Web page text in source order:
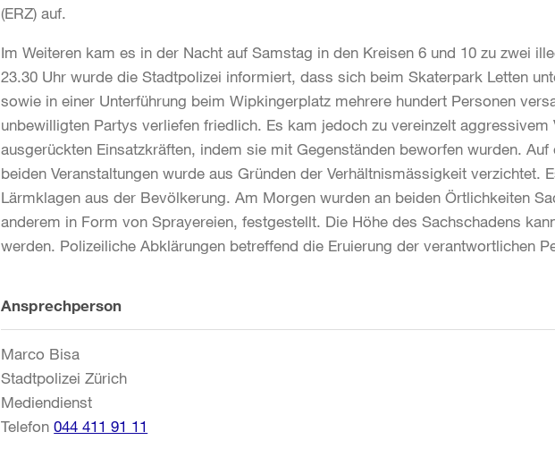
(ERZ) auf.
Im Weiteren kam es in der Nacht auf Samstag in den Kreisen 6 und 10 zu zwei
23.30 Uhr wurde die Stadtpolizei informiert, dass sich beim Skaterpark Letten
sowie in einer Unterführung beim Wipkingerplatz mehrere hundert Personen
unbewilligten Partys verliefen friedlich. Es kam jedoch zu vereinzelt aggressivem
ausgerückten Einsatzkräften, indem sie mit Gegenständen beworfen wurden. Auf
beiden Veranstaltungen wurde aus Gründen der Verhältnismässigkeit verzichtet.
Lärmklagen aus der Bevölkerung. Am Morgen wurden an beiden Örtlichkeiten
anderem in Form von Sprayereien, festgestellt. Die Höhe des Sachschadens
werden. Polizeiliche Abklärungen betreffend die Eruierung der verantwortlichen
Weitere
Informationen
Ansprechperson
Marco Bisa
Stadtpolizei Zürich
Mediendienst
Telefon 044 411 91 11